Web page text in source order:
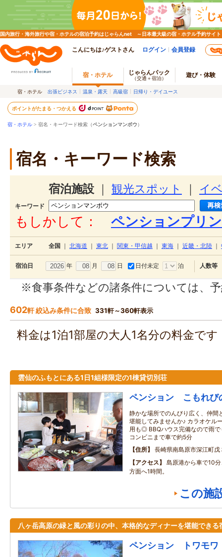
国内旅行・海外旅行や宿・ホテルの宿泊予約はじゃらんnet ～日本最大級の宿・ホテル予約サイト
こんにちは♪ゲストさん ログイン 会員登録
宿・ホテル じゃらんパック
（交通＋宿泊） 遊び・体験
宿・ホテル 出張ビジネス 温泉・露天 高級宿 日帰り・デイユース
ポイントがたまる・つかえる
宿・ホテル > 宿名・キーワード検索（ペンションマンボウ）
宿名・キーワード検索
宿泊施設 観光スポット イ
キーワード
もしかして： ペンションプリ
エリア 全国 北海道 東北 関東・甲信越 東海 近畿・北陸
宿泊日 年 月 日 日付未定 泊 人数等
※食事条件などの諸条件については、
602軒 絞込み条件に合致 331軒～360軒表示
料金は1泊1部屋の大人1名分の料金で
雲仙のふもとにある1日1組様限定の1棟貸切別荘
ペンション こもれび
静かな場所でのんびり広く、仲間
堪能してみませんか♪ カラオケル
用も◎ BBQハウス完備なので雨
コンビニまで車で約5分
住所
長崎県南島原市深江町戊
アクセス
島原港から車で10
方面へ1時間。
この施
八ヶ岳高原の緑と風の彩りの中、本格的なディナーを堪能できる
ペンション トワモワ